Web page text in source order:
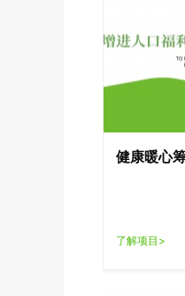
健康暖心
了解项目>